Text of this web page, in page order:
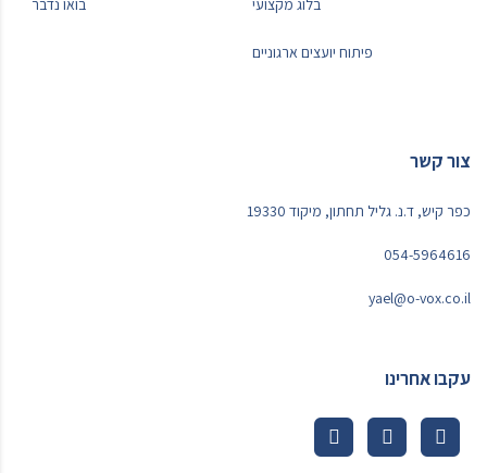
בלוג מקצועי בואו נדבר
פיתוח יועצים ארגוניים
צור קשר
כפר קיש, ד.נ. גליל תחתון, מיקוד 19330
054-5964616
yael@o-vox.co.il
עקבו אחרינו